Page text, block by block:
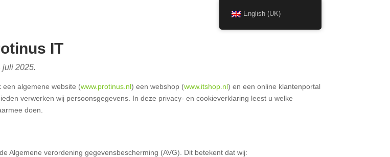
IT
juli 2025.
een algemene website (www.protinus.nl) een webshop (www.itshop.nl) en een online klantenportal
verwerken wij persoonsgegevens. In deze privacy- en cookieverklaring leest u welke
doen.
Algemene verordening gegevensbescherming (AVG). Dit betekent dat wij:
English (UK)